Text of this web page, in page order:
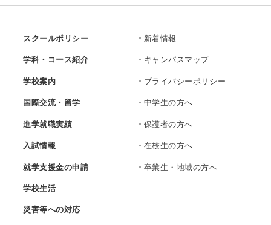
スクールポリシー
学科・コース紹介
学校案内
国際交流・留学
進学就職実績
入試情報
就学支援金の申請
学校生活
災害等への対応
新着情報
キャンパスマップ
プライバシーポリシー
中学生の方へ
保護者の方へ
在校生の方へ
卒業生・地域の方へ